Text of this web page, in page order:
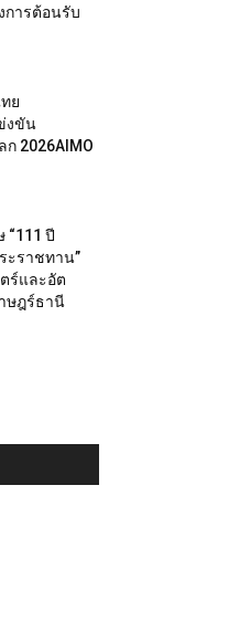
การต้อนรับ
ย
งขัน
2026AIMO
“111 ปี
ะราชทาน”
ร์และอัต
ษฎร์ธานี